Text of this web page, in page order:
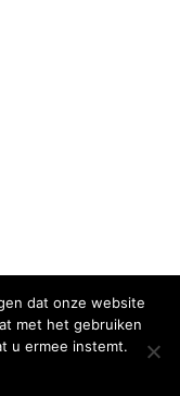
dat onze website
met het gebruiken
u ermee instemt.